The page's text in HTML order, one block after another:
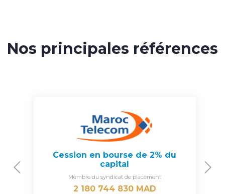
Nos principales références
Cession en bourse de 2% du
capital
Membre du syndicat de placement
2 180 744 830 MAD
Previous